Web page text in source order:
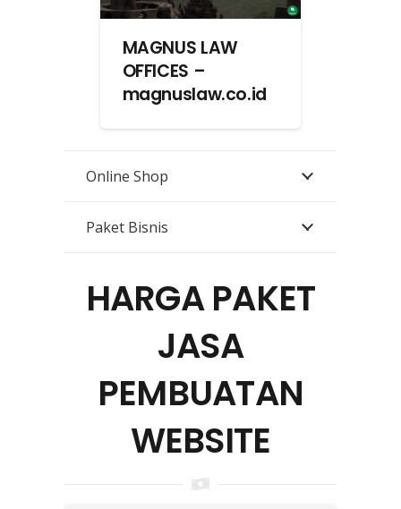
MAGNUS LAW
OFFICES –
magnuslaw.co.id
Online Shop
Paket Bisnis
HARGA PAKET
JASA
PEMBUATAN
WEBSITE